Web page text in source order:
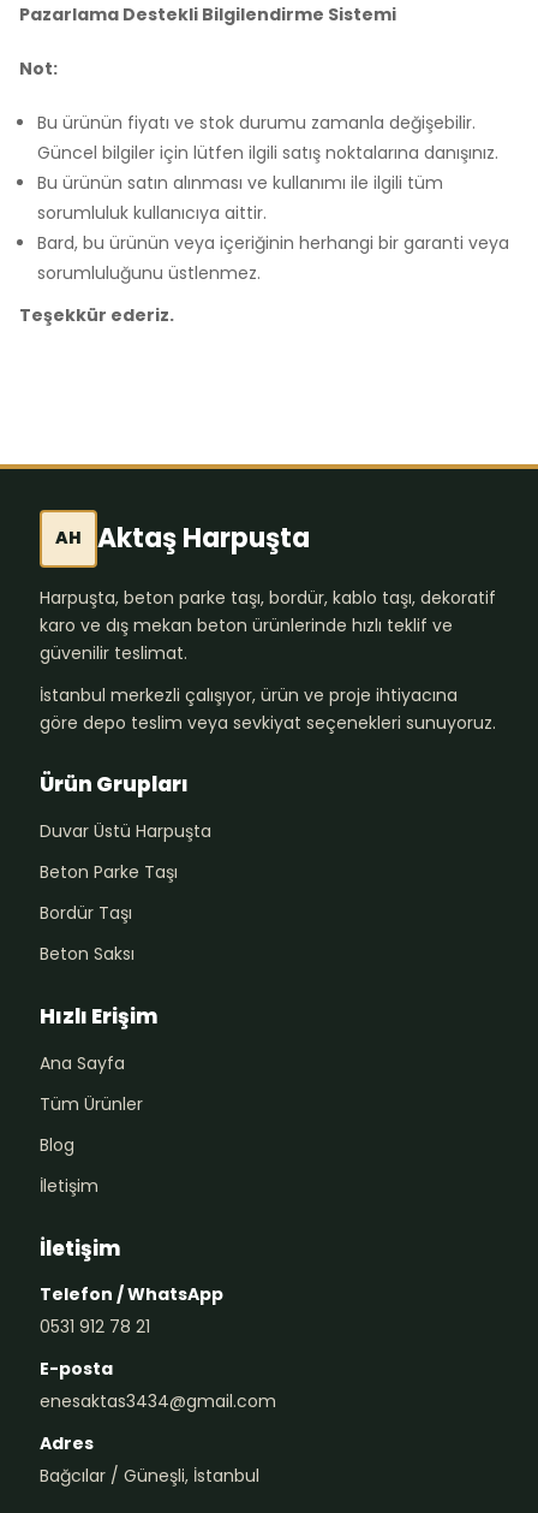
Pazarlama Destekli Bilgilendirme Sistemi
Not:
Bu ürünün fiyatı ve stok durumu zamanla değişebilir.
Güncel bilgiler için lütfen ilgili satış noktalarına danışınız.
Bu ürünün satın alınması ve kullanımı ile ilgili tüm
sorumluluk kullanıcıya aittir.
Bard, bu ürünün veya içeriğinin herhangi bir garanti veya
sorumluluğunu üstlenmez.
Teşekkür ederiz.
AH Aktaş Harpuşta
Harpuşta, beton parke taşı, bordür, kablo taşı, dekoratif
karo ve dış mekan beton ürünlerinde hızlı teklif ve
güvenilir teslimat.
İstanbul merkezli çalışıyor, ürün ve proje ihtiyacına
göre depo teslim veya sevkiyat seçenekleri sunuyoruz.
Ürün Grupları
Duvar Üstü Harpuşta
Beton Parke Taşı
Bordür Taşı
Beton Saksı
Hızlı Erişim
Ana Sayfa
Tüm Ürünler
Blog
İletişim
İletişim
Telefon / WhatsApp
0531 912 78 21
E-posta
enesaktas3434@gmail.com
Adres
Bağcılar / Güneşli, İstanbul